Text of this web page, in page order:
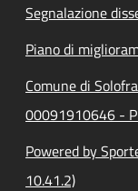
Segnalazione
Piano di
Comune di
00091910646 -
Powered by
10.41.2)